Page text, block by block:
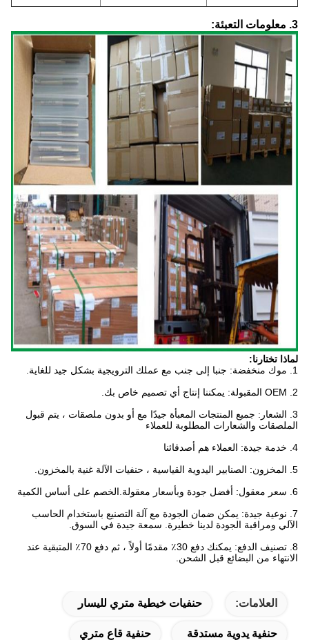
3. معلومات التعبئة:
لماذا تختارنا:
3. الشعار: جميع المنتجات المعبأة جيدًا مع أو بدون ملصقات ، يتم قبول
الملصقات والشعارات المطلوبة للعملاء
4. خدمة جيدة: العملاء هم أصدقائنا
5. المخزون: الصنابير اليدوية القياسية ، حنفيات الآلة غنية بالمخزون.
6. سعر معقول: أفضل جودة وبأسعار معقولة.الخصم على أساس الكمية
7. نوعية جيدة: يمكن ضمان الجودة مع آلة التصنيع باستخدام الحاسب
الآلي ومراقبة الجودة لدينا خطيرة. سمعة جيدة في السوق.
8. تصنيف الدفع: يمكنك دفع 30٪ مقدمًا أولاً ، ثم دفع 70٪ المتبقية عند
الانتهاء من البضائع قبل الشحن.
العلامات: حنفيات خيطية متري لليسار
حنفية يدوية مستدقة حنفية قاع متري